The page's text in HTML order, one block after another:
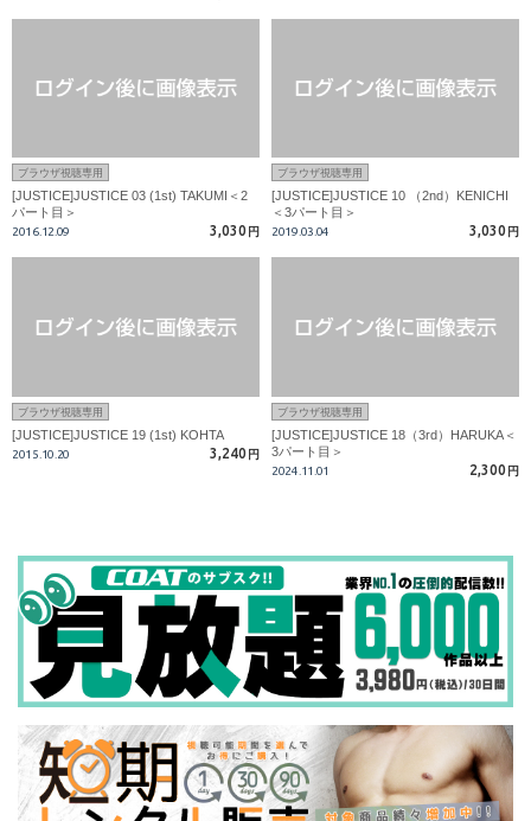
ブラウザ視聴専用
[JUSTICE]JUSTICE 03 (1st) TAKUMI＜2
パート目＞
2016.12.09 3,030 円
ブラウザ視聴専用
[JUSTICE]JUSTICE 10 （2nd）KENICHI
＜3パート目＞
2019.03.04 3,030 円
ブラウザ視聴専用
[JUSTICE]JUSTICE 19 (1st) KOHTA
2015.10.20 3,240 円
ブラウザ視聴専用
[JUSTICE]JUSTICE 18（3rd）HARUKA＜
3パート目＞
2024.11.01 2,300 円